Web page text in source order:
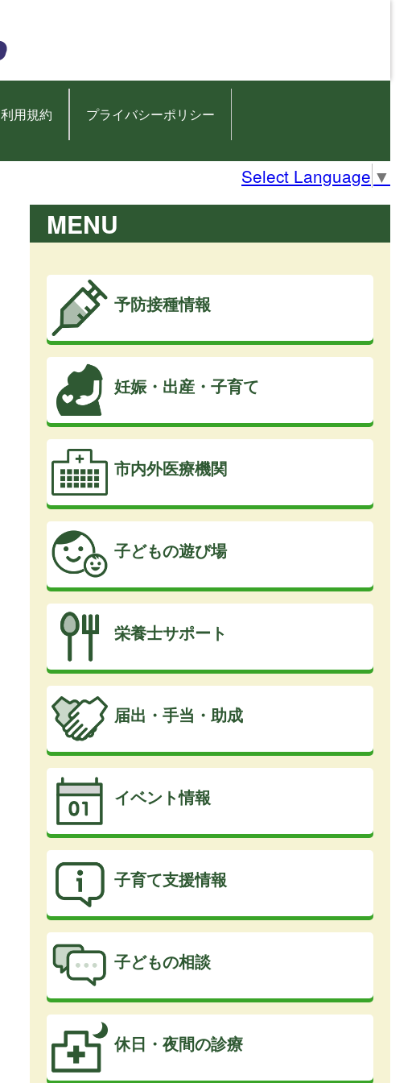
利用規約 プライバシーポリシー
Select Language ▼
MENU
予防接種情報
妊娠・出産・子育て
市内外医療機関
子どもの遊び場
栄養士サポート
届出・手当・助成
イベント情報
子育て支援情報
子どもの相談
休日・夜間の診療